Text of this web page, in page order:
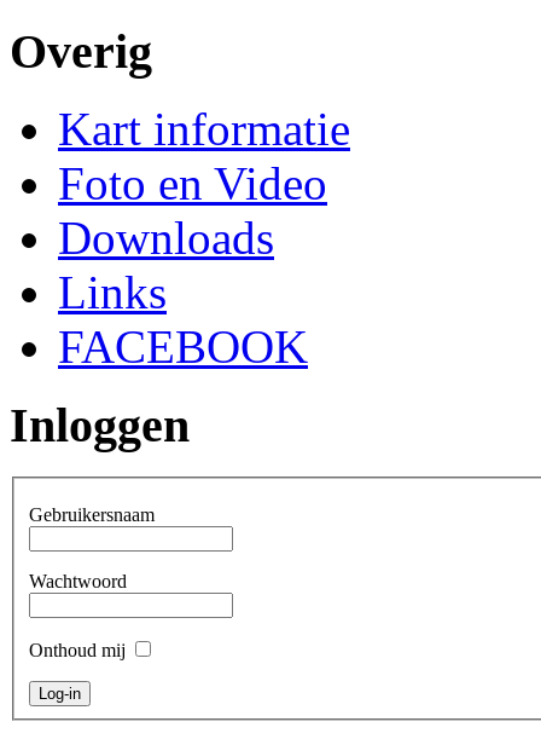
Overig
Kart informatie
Foto en Video
Downloads
Links
FACEBOOK
Inloggen
Gebruikersnaam
Wachtwoord
Onthoud mij